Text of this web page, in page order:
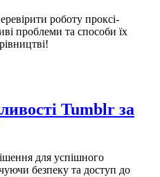
роботу проксі-
проблеми та способи їх
Tumblr за
для успішного
безпеку та доступ до